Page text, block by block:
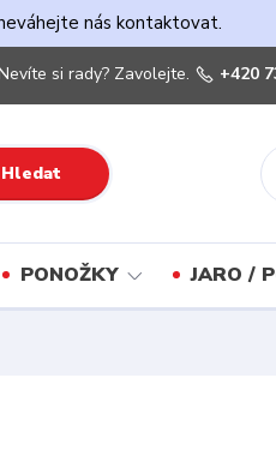
nás kontaktovat.
Hledat
si rady? Zavolejte. +420
PONOŽKY JARO /